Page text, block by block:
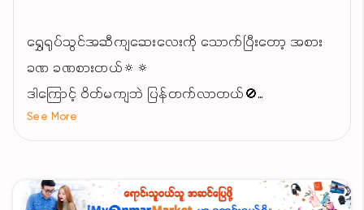
ရွှေရုပ်သွင်အဆီကျဆေးလေးကို သောက်ပြီးတော့ အစား
ခဏ ခဏစားတယ်🔅🔅
ဒါကြောင့် ဝိတ်မကျဘဲ ပြန်တက်လာတယ်🚫
See More